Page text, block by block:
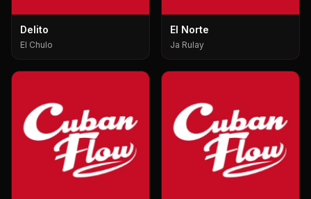
Delito
El Chulo
El Norte
Ja Rulay